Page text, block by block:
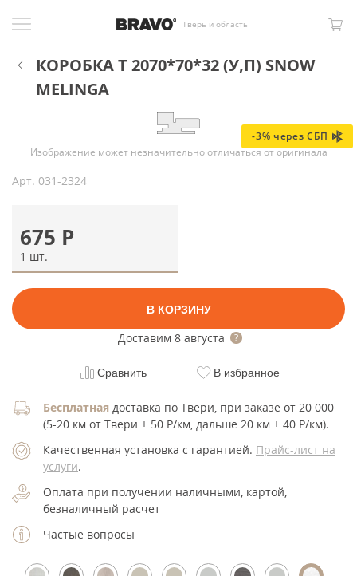
Тверь и область
КОРОБКА Т 2070*70*32 (У,П) SNOW
MELINGA
-3% через СБП
Изображение может незначительно отличаться от оригинала
Арт. 031-2324
675 Р
1 шт.
В КОРЗИНУ
Доставим 8 августа
Сравнить В избранное
Бесплатная доставка по Твери, при заказе от 20 000
(5-20 км от Твери + 50 Р/км, дальше 20 км + 40 Р/км).
Качественная установка с гарантией. Прайс-лист на
услуги.
Оплата при получении наличными, картой,
безналичный расчет
Частые вопросы